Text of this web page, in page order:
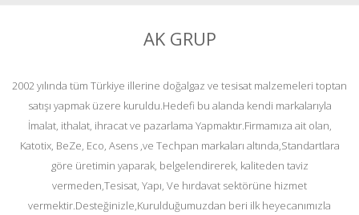
AK GRUP
2002 yılında tüm Türkiye illerine doğalgaz ve tesisat malzemeleri toptan
satışı yapmak üzere kuruldu.Hedefi bu alanda kendi markalarıyla
İmalat, ithalat, ihracat ve pazarlama Yapmaktır.Firmamıza ait olan,
Katotix, BeZe, Eco, Asens ,ve Techpan markaları altında,Standartlara
göre üretimin yaparak, belgelendirerek, kaliteden taviz
vermeden,Tesisat, Yapı, Ve hırdavat sektörüne hizmet
vermektir.Desteğinizle,Kurulduğumuzdan beri ilk heyecanımızla